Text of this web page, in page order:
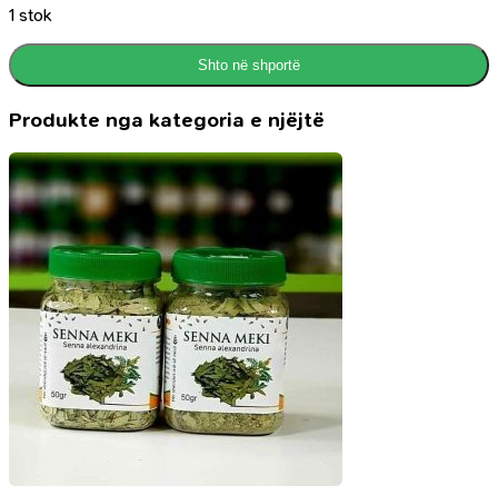
1 stok
Shto në shportë
Produkte nga kategoria e njëjtë